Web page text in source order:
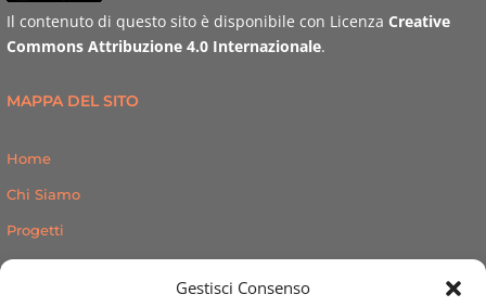
Gestisci Consenso
Il contenuto di questo sito è disponibile con Licenza Creative
Commons Attribuzione 4.0 Internazionale.
MAPPA DEL SITO
Home
Chi Siamo
Progetti
Audioprogetti